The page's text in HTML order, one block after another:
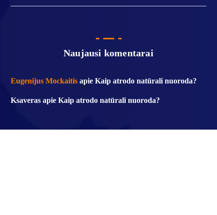
Naujausi komentarai
Eugenijus Mockaitis apieKaip atrodo natūrali nuoroda?
Ksaveras apieKaip atrodo natūrali nuoroda?